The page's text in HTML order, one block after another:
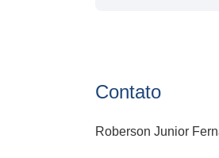
Contato
Roberson Junior